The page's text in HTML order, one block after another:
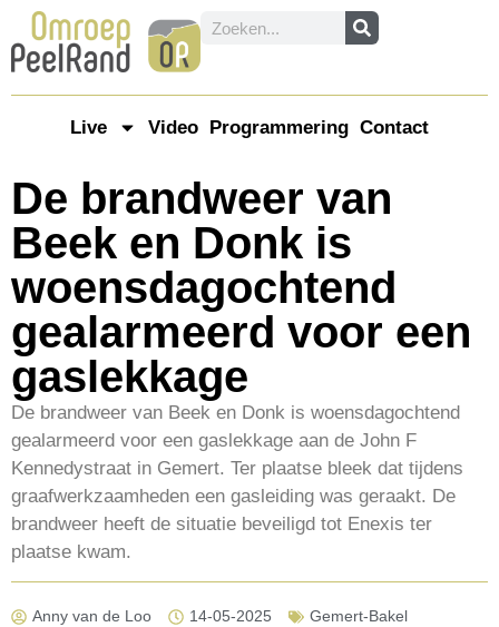
Live Video Programmering Contact
De brandweer van
Beek en Donk is
woensdagochtend
gealarmeerd voor een
gaslekkage
De brandweer van Beek en Donk is woensdagochtend
gealarmeerd voor een gaslekkage aan de John F
Kennedystraat in Gemert. Ter plaatse bleek dat tijdens
graafwerkzaamheden een gasleiding was geraakt. De
brandweer heeft de situatie beveiligd tot Enexis ter
plaatse kwam.
Anny van de Loo 14-05-2025 Gemert-Bakel